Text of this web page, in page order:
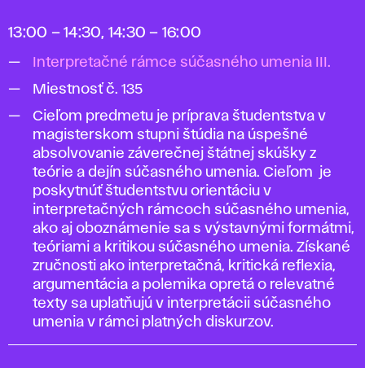
13:00 – 14:30, 14:30 – 16:00
Interpretačné rámce súčasného umenia III.
Miestnosť č. 135
Cieľom predmetu je príprava študentstva v
magisterskom stupni štúdia na úspešné
absolvovanie záverečnej štátnej skúšky z
teórie a dejín súčasného umenia. Cieľom je
poskytnúť študentstvu orientáciu v
interpretačných rámcoch súčasného umenia,
ako aj oboznámenie sa s výstavnými formátmi,
teóriami a kritikou súčasného umenia. Získané
zručnosti ako interpretačná, kritická reflexia,
argumentácia a polemika opretá o relevatné
texty sa uplatňujú v interpretácii súčasného
umenia v rámci platných diskurzov.